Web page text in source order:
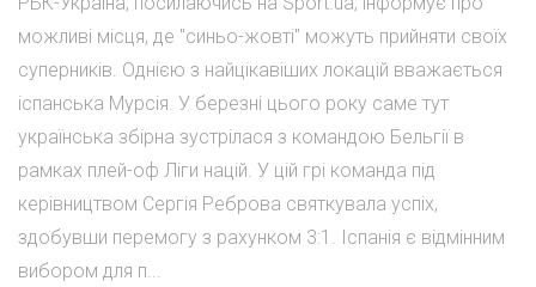
можливі місця, де "синьо-жовті" можуть прийняти своїх
суперників. Однією з найцікавіших локацій вважається
іспанська Мурсія. У березні цього року саме тут
українська збірна зустрілася з командою Бельгії в
рамках плей-оф Ліги націй. У цій грі команда під
керівництвом Сергія Реброва святкувала успіх,
здобувши перемогу з рахунком 3:1. Іспанія є відмінним
вибором для п...